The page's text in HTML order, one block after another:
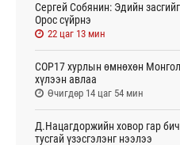
Сергей Собянин: Эдийн
Орос сүйрнэ
22 цаг 13 мин
COP17 хурлын өмнөхөн
хүлээн авлаа
Өчигдөр 14 цаг 54 мин
Д.Нацагдоржийн ховор гар
тусгай үзэсгэлэнг нээлээ